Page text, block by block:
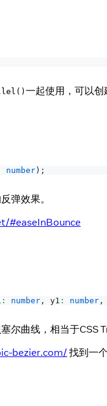
一起使用，可以
number) ;
弹效果。
#easeInBounce
: number , y1 : number ,
尔曲线，相当于CSS
bezier.com/ 找到一